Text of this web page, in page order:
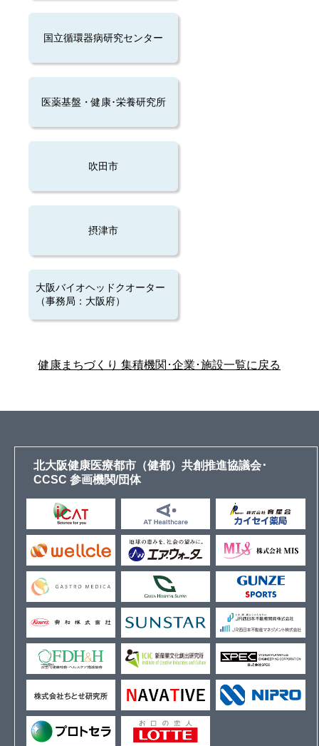
国立循環器病研究センター
医薬基盤・健康･栄養研究所
吹田市
摂津市
大阪バイオヘッドクオーター
（事務局：大阪府）
健康まちづくり 集積機関･企業･施設一覧に戻る
北大阪健康医療都市（健都）共創推進協議会･
CCSC 参画機関/団体